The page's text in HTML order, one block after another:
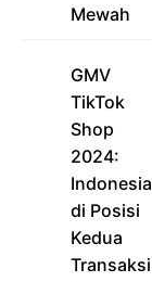
Mewah
GMV
TikTok
Shop
2024:
Indonesia
di Posisi
Kedua
Transaksi